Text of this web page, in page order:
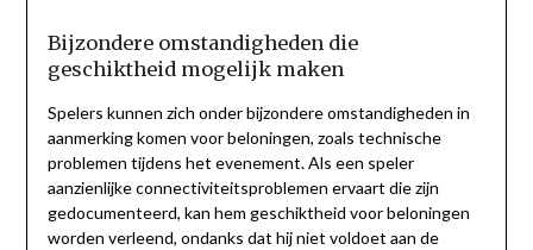
Bijzondere omstandigheden die
geschiktheid mogelijk maken
Spelers kunnen zich onder bijzondere omstandigheden in
aanmerking komen voor beloningen, zoals technische
problemen tijdens het evenement. Als een speler
aanzienlijke connectiviteitsproblemen ervaart die zijn
gedocumenteerd, kan hem geschiktheid voor beloningen
worden verleend, ondanks dat hij niet voldoet aan de